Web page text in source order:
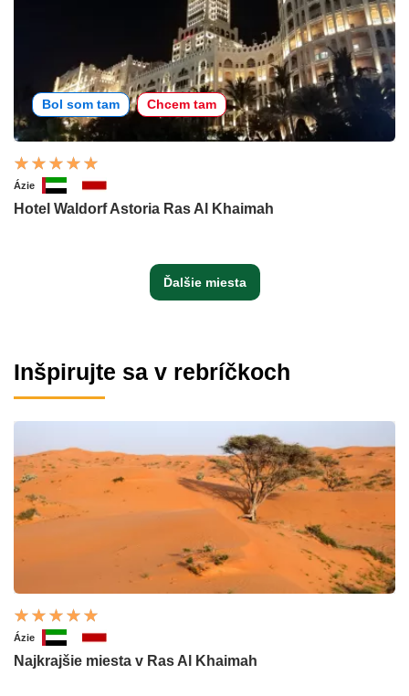
Bol som tam Chcem tam
Ázie
Hotel Waldorf Astoria Ras Al Khaimah
Ďalšie miesta
Inšpirujte sa v rebríčkoch
Ázie
Najkrajšie miesta v Ras Al Khaimah